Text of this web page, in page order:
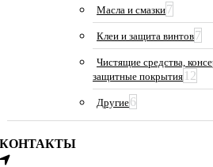
Масла и смазки7
Клеи и защита винтов7
Чистящие средства,
защитные покрытия 12
Другие6
КОНТАКТЫ